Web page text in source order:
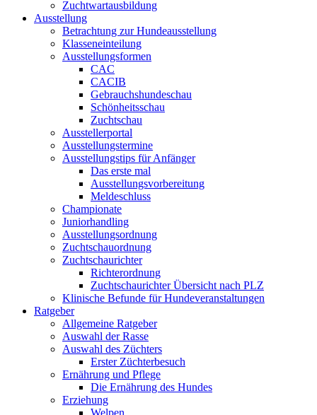
Zuchtwartausbildung
Ausstellung
Betrachtung zur Hundeausstellung
Klasseneinteilung
Ausstellungsformen
CAC
CACIB
Gebrauchshundeschau
Schönheitsschau
Zuchtschau
Ausstellerportal
Ausstellungstermine
Ausstellungstips für Anfänger
Das erste mal
Ausstellungsvorbereitung
Meldeschluss
Championate
Juniorhandling
Ausstellungsordnung
Zuchtschauordnung
Zuchtschaurichter
Richterordnung
Zuchtschaurichter Übersicht nach PLZ
Klinische Befunde für Hundeveranstaltungen
Ratgeber
Allgemeine Ratgeber
Auswahl der Rasse
Auswahl des Züchters
Erster Züchterbesuch
Ernährung und Pflege
Die Ernährung des Hundes
Erziehung
Welpen